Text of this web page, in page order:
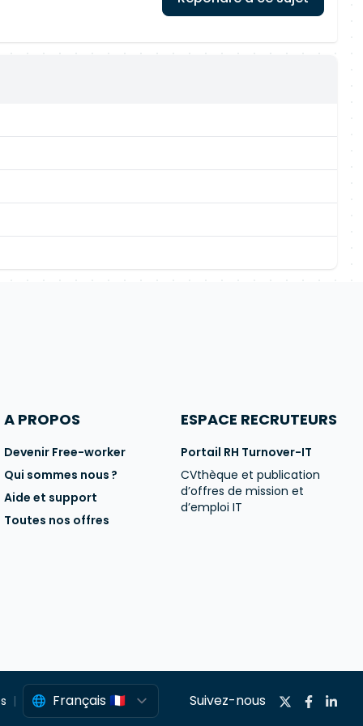
A PROPOS
Devenir Free-worker
Qui sommes nous ?
Aide et support
Toutes nos offres
ESPACE RECRUTEURS
Portail RH Turnover-IT
CVthèque et publication
d’offres de mission et
d’emploi IT
Suivez-nous